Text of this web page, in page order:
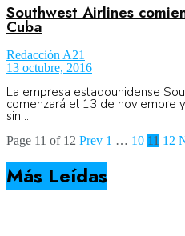
Southwest Airlines
Cuba
Redacción A21
13 octubre, 2016
La empresa estadounidense
comenzará el 13 de noviembre
sin ...
Page 11 of 12 Prev 1 … 10 11 12
Más Leídas